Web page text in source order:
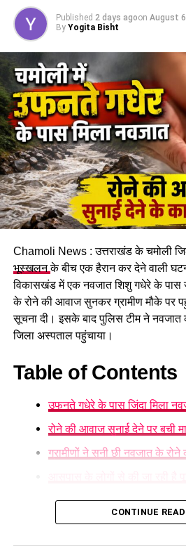
प्रदेश सरकार की जनकल्याणकारी योजनाओं
फीडबैक प्राप्त किया। उन्होंने सभी को
के हित को ध्यान में रखते हुए काम कर रही है
हेतु प्रतिबद्ध है।
RELATED TOPICS:
80 PERCENT
APPLE FARMING IN UTTARAKHAND
कौशल से मिलेगा रोजगार: ताज समूह से
युवाओं को देंगे ट्रेनिंग
DON'T MISS
देहरादून की पुलिस लाइन में राष्ट्रपति
Published 2 days agoon August
By Yogita Bisht
Chamoli News : उत्तराखंड के चमोली
भूस्खलनके बीच एक हैरान कर देने वाली
विकासखंड में एक नवजात शिशु गधेरे के पास
के रोने की आवाज सुनकर ग्रामीण मौके पर
सूचना दी। इसके बाद पुलिस टीम ने नवजात
जिला अस्पताल पहुंचाया।
Table of Contents
उफनते गधेरे के पास जिंदा मिला
रोने की आवाज सुनाई देने पर बची
ग्रामीणों ने सुनी छी नवजात के
उफनते गधेरे के पास जिंदा
CONTINUE